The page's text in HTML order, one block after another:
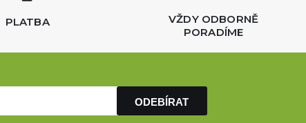
PLATBA
VŽDY ODBORNĚ
PORADÍME
ODEBÍRAT